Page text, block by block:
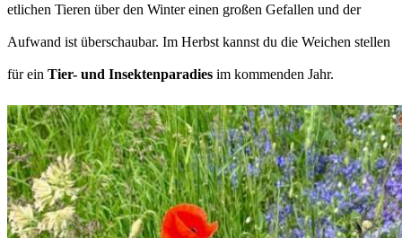
etlichen Tieren über den Winter einen großen Gefallen und der
Aufwand ist überschaubar. Im Herbst kannst du die Weichen stellen
für ein Tier- und Insektenparadies im kommenden Jahr.